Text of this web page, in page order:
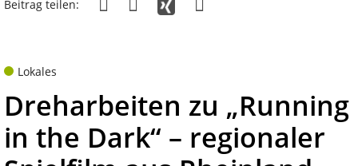
Beitrag teilen:
Lokales
Dreharbeiten zu „Running
in the Dark“ – regionaler